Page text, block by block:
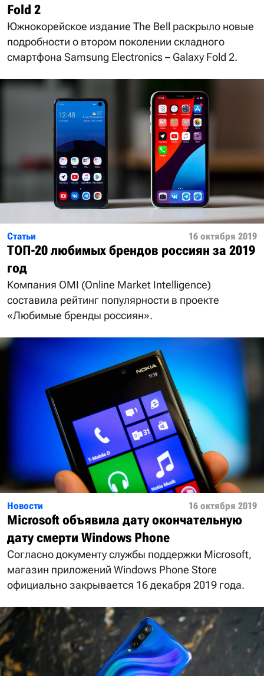
Fold 2
Южнокорейское издание The Bell раскрыло новые
подробности о втором поколении складного
смартфона Samsung Electronics – Galaxy Fold 2.
Статьи 16 октября 2019
ТОП-20 любимых брендов россиян за 2019
год
Компания OMI (Online Market Intelligence)
составила рейтинг популярности в проекте
«Любимые бренды россиян».
Новости 16 октября 2019
Microsoft объявила дату окончательную
дату смерти Windows Phone
Согласно документу службы поддержки Microsoft,
магазин приложений Windows Phone Store
официально закрывается 16 декабря 2019 года.